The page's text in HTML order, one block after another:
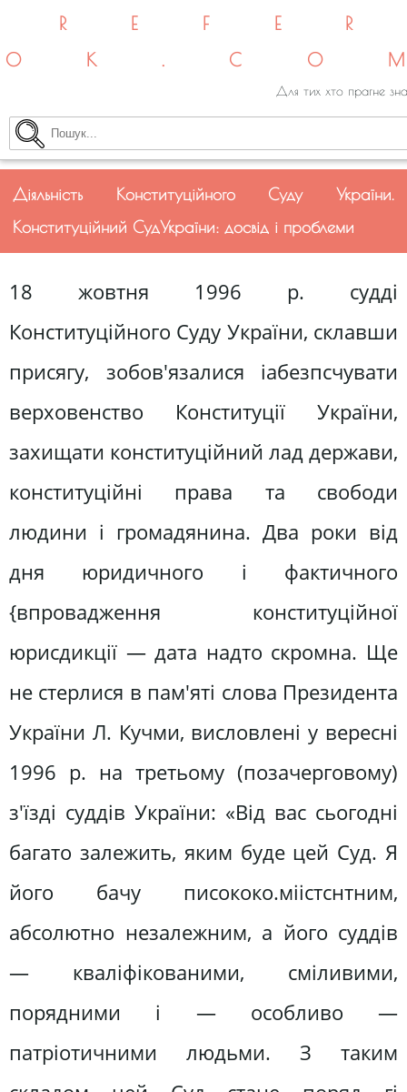
Для тих хто прагне
Діяльність Конституційного Суду України.
Конституційний СудУкраїни: досвід і проблеми
18 жовтня 1996 р. судді
Конституційного Суду України, склавши
присягу, зобов'язалися іабезпсчувати
верховенство Конституції України,
захищати конституційний лад держави,
конституційні права та свободи
людини і громадянина. Два роки від
дня юридичного і фактичного
{впровадження конституційної
юрисдикції — дата надто скромна. Ще
не стерлися в пам'яті слова Президента
України Л. Кучми, висловлені у вересні
1996 р. на третьому (позачерговому)
з'їзді суддів України: «Від вас сьогодні
багато залежить, яким буде цей Суд. Я
його бачу писококо.міістснтним,
абсолютно незалежним, а його суддів
— кваліфікованими, сміливими,
порядними і — особливо —
патріотичними людьми. З таким